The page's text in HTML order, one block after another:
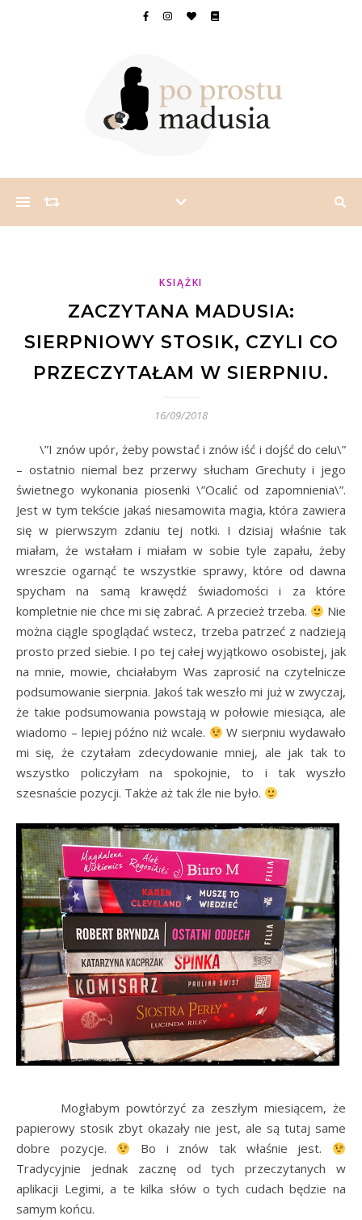
KSIĄŻKI
ZACZYTANA MADUSIA:
SIERPNIOWY STOSIK, CZYLI CO
PRZECZYTAŁAM W SIERPNIU.
16/09/2018
\”I znów upór, żeby powstać i znów iść i dojść do celu\”
– ostatnio niemal bez przerwy słucham Grechuty i jego
świetnego wykonania piosenki \”Ocalić od zapomnienia\”.
Jest w tym tekście jakaś niesamowita magia, która zawiera
się w pierwszym zdaniu tej notki. I dzisiaj właśnie tak
miałam, że wstałam i miałam w sobie tyle zapału, żeby
wreszcie ogarnąć te wszystkie sprawy, które od dawna
spycham na samą krawędź świadomości i za które
kompletnie nie chce mi się zabrać. A przecież trzeba.
Nie
można ciągle spoglądać wstecz, trzeba patrzeć z nadzieją
prosto przed siebie. I po tej całej wyjątkowo osobistej, jak
na mnie, mowie, chciałabym Was zaprosić na czytelnicze
podsumowanie sierpnia. Jakoś tak weszło mi już w zwyczaj,
że takie podsumowania powstają w połowie miesiąca, ale
wiadomo – lepiej późno niż wcale.
W sierpniu wydawało
mi się, że czytałam zdecydowanie mniej, ale jak tak to
wszystko policzyłam na spokojnie, to i tak wyszło
szesnaście pozycji. Także aż tak źle nie było.
Mogłabym powtórzyć za zeszłym miesiącem, że
papierowy stosik zbyt okazały nie jest, ale są tutaj same
dobre pozycje.
Bo i znów tak właśnie jest.
Tradycyjnie jednak zacznę od tych przeczytanych w
aplikacji Legimi, a te kilka słów o tych cudach będzie na
samym końcu.